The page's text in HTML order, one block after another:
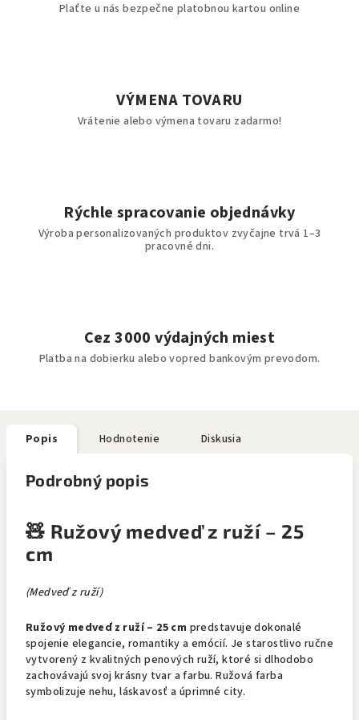
Plaťte u nás bezpečne platobnou kartou online
VÝMENA TOVARU
Vrátenie alebo výmena tovaru zadarmo!
Rýchle spracovanie objednávky
Výroba personalizovaných produktov zvyčajne trvá 1–3
pracovné dni.
Cez 3000 výdajných miest
Platba na dobierku alebo vopred bankovým prevodom.
Popis Hodnotenie Diskusia
Podrobný popis
🧸 Ružový medveď z ruží – 25
cm
(Medveď z ruží)
Ružový medveď z ruží – 25 cm predstavuje dokonalé
spojenie elegancie, romantiky a emócií. Je starostlivo ručne
vytvorený z kvalitných penových ruží, ktoré si dlhodobo
zachovávajú svoj krásny tvar a farbu. Ružová farba
symbolizuje nehu, láskavosť a úprimné city.